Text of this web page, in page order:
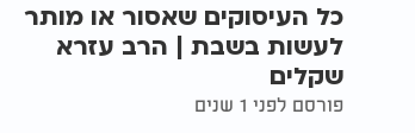
כל העיסוקים שאסור או מותר
לעשות בשבת | הרב עזרא
שקלים
פורסם לפני 1 שנים